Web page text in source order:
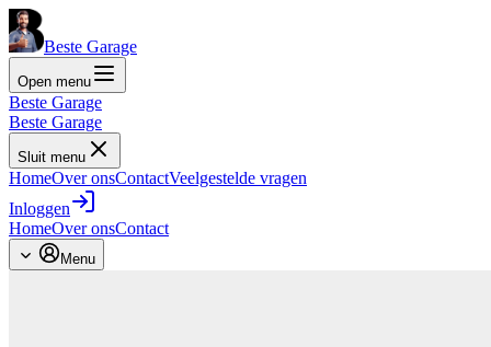
Beste Garage
Open menu
Beste Garage
Beste Garage
Sluit menu
HomeOver onsContactVeelgestelde vragen
Inloggen
HomeOver onsContact
Menu